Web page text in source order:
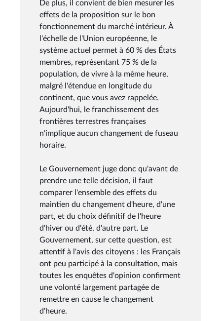
De plus, il convient de bien mesurer les
effets de la proposition sur le bon
fonctionnement du marché intérieur. À
l'échelle de l'Union européenne, le
système actuel permet à 60 % des États
membres, représentant 75 % de la
population, de vivre à la même heure,
malgré l'étendue en longitude du
continent, que vous avez rappelée.
Aujourd'hui, le franchissement des
frontières terrestres françaises
n'implique aucun changement de fuseau
horaire.
Le Gouvernement juge donc qu'avant de
prendre une telle décision, il faut
comparer l'ensemble des effets du
maintien du changement d'heure, d'une
part, et du choix définitif de l'heure
d'hiver ou d'été, d'autre part. Le
Gouvernement, sur cette question, est
attentif à l'avis des citoyens : les Français
ont peu participé à la consultation, mais
toutes les enquêtes d'opinion confirment
une volonté largement partagée de
remettre en cause le changement
d'heure.